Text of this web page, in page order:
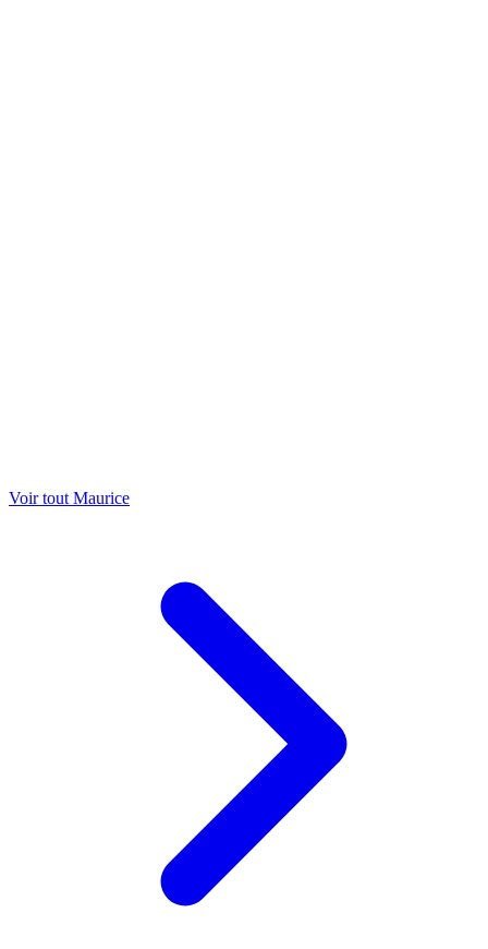
Voir tout Maurice